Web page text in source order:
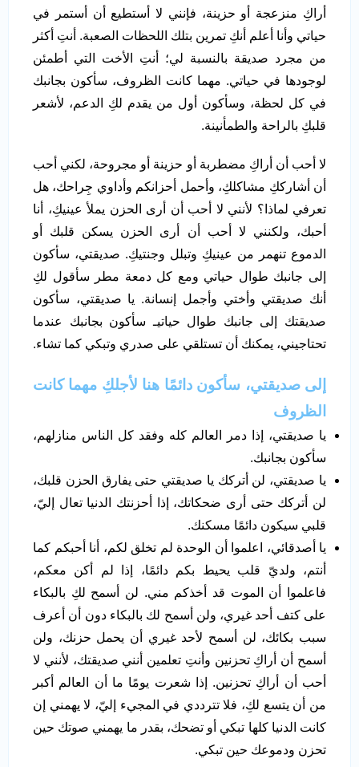
أراكِ منزعجة أو حزينة، فإنني لا أستطيع أن أستمر في
حياتي وأنا أعلم أنكِ تمرين بتلك اللحظات الصعبة. أنتِ أكثر
من مجرد صديقة بالنسبة لي؛ أنتِ الأخت التي أطمئن
لوجودها في حياتي. مهما كانت الظروف، سأكون بجانبك
في كل لحظة، وسأكون أول من يقدم لكِ الدعم، لأشعر
قلبكِ بالراحة والطمأنينة.
لا أحب أن أراكِ مضطربة أو حزينة أو مجروحة، لكني أحب
أن أشارككِ مشاكلكِ، وأحمل أحزانكم وأداوي جِراحك، هل
تعرفي لماذا؟ لأنني لا أحب أن أرى الحزن يملأ عينيكِ، أنا
أحبك، ولكنني لا أحب أن أرى الحزن يسكن قلبك أو
الدموع تنهمر من عينيكِ وتبلل وجنتيكِ. صديقتي، سأكون
إلى جانبك طوال حياتي ومع كل دمعة مطر سأقول لكِ
أنك صديقتي وأختي وأجمل إنسانة. يا صديقتي، سأكون
صديقتك إلى جانبك طوال حياتيـ سأكون بجانبك عندما
تحتاجيني، يمكنك أن تستلقي على صدري وتبكي كما تشاء.
إلى صديقتي، سأكون دائمًا هنا لأجلكِ مهما كانت
الظروف
يا صديقتي، إذا دمر العالم كله وفقد كل الناس منازلهم،
سأكون بجانبك.
يا صديقتي، لن أتركك يا صديقتي حتى يفارق الحزن قلبك،
لن أتركك حتى أرى ضحكاتك، إذا أحزنتك الدنيا تعال إليّ،
قلبي سيكون دائمًا مسكنك.
يا أصدقائي، اعلموا أن الوحدة لم تخلق لكم، أنا أحبكم كما
أنتم، ولديّ قلب يحيط بكم دائمًا، إذا لم أكن معكم،
فاعلموا أن الموت قد أخذكم مني. لن أسمح لكِ بالبكاء
على كتف أحد غيري، ولن أسمح لك بالبكاء دون أن أعرف
سبب بكائك، لن أسمح لأحد غيري أن يحمل حزنك، ولن
أسمح أن أراكِ تحزنين وأنتِ تعلمين أنني صديقتك، لأنني لا
أحب أن أراكِ تحزنين. إذا شعرت يومًا ما أن العالم أكبر
من أن يتسع لكِ، فلا تترددي في المجيء إليّ، لا يهمني إن
كانت الدنيا كلها تبكي أو تضحك، بقدر ما يهمني صوتك حين
تحزن ودموعك حين تبكي.